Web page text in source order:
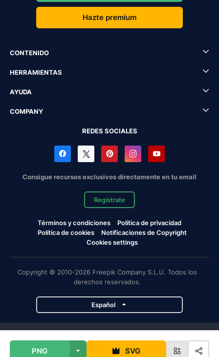
PNG SVG
Hazte premium
CONTENIDO
HERRAMIENTAS
AYUDA
COMPANY
REDES SOCIALES
Consigue recursos exclusivos directamente en tu email
Regístrate
Términos y condiciones
Política de privacidad
Política de cookies
Notificaciones de Copyright
Cookies settings
Copyright © 2010-2026 Freepik Company S.L.U. Todos los
derechos reservados.
Español